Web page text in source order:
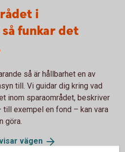
i
funkar det
så är hållbarhet en av
till. Vi guidar dig kring vad
inom sparaområdet, beskriver
till exempel en fond – kan vara
göra.
vägen